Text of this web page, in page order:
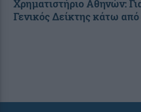
Χρηματιστήριο Αθηνών:
Γενικός Δείκτης κάτω